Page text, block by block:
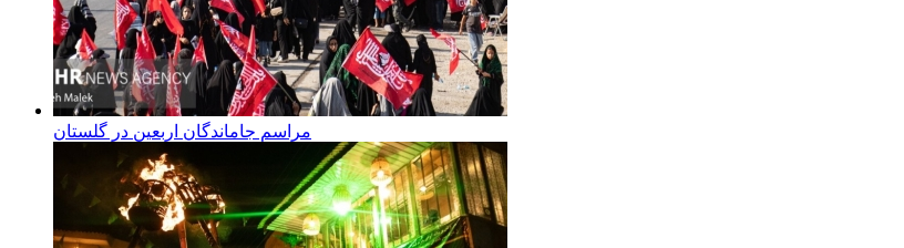
مراسم جاماندگان اربعین در گلستان